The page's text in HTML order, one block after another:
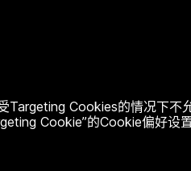
Targeting Cookies的情况下不
Cookie”的Cookie偏好设置